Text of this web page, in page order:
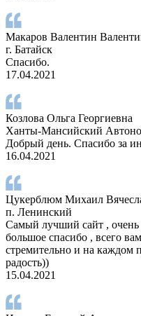
Макаров Валентин
г. Батайск
Спасибо.
17.04.2021
Козлова Ольга Георгиевна
Ханты-Мансийский
Добрый день. Спасибо за
16.04.2021
Цукерблюм Михаил
п. Ленинский
Самый лучший сайт , очень
большое спасибо , всего
стремительно и на каждом
радость))
15.04.2021